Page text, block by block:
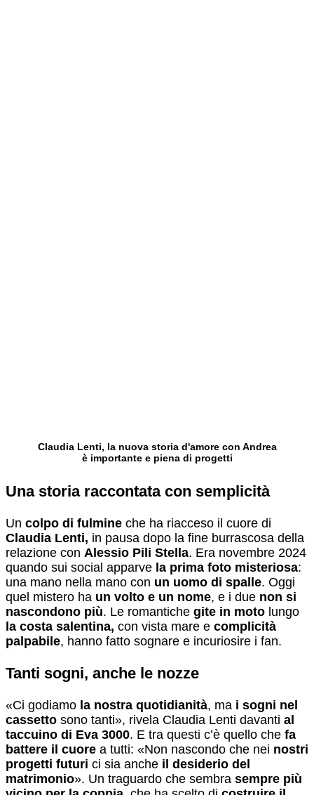
Claudia Lenti, la nuova storia d'amore con Andrea
è importante e piena di progetti
Una storia raccontata con semplicità
Un colpo di fulmine che ha riacceso il cuore di
Claudia Lenti, in pausa dopo la fine burrascosa della
relazione con Alessio Pili Stella. Era novembre 2024
quando sui social apparve la prima foto misteriosa:
una mano nella mano con un uomo di spalle. Oggi
quel mistero ha un volto e un nome, e i due non si
nascondono più. Le romantiche gite in moto lungo
la costa salentina, con vista mare e complicità
palpabile, hanno fatto sognare e incuriosire i fan.
Tanti sogni, anche le nozze
«Ci godiamo la nostra quotidianità, ma i sogni nel
cassetto sono tanti», rivela Claudia Lenti davanti al
taccuino di Eva 3000. E tra questi c’è quello che fa
battere il cuore a tutti: «Non nascondo che nei nostri
progetti futuri ci sia anche il desiderio del
matrimonio». Un traguardo che sembra sempre più